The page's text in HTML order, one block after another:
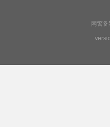
网警